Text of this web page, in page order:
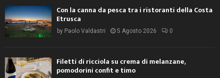
Con la canna da pesca tra i ristoranti della Costa
Etrusca
by Paolo Valdastri 5 Agosto 2026 0
Filetti di ricciola su crema di melanzane,
pomodorini confit e timo